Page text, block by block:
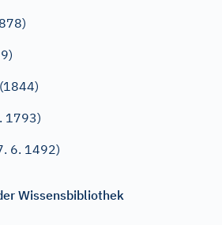
1793)
6. 1492)
Wissensbibliothek